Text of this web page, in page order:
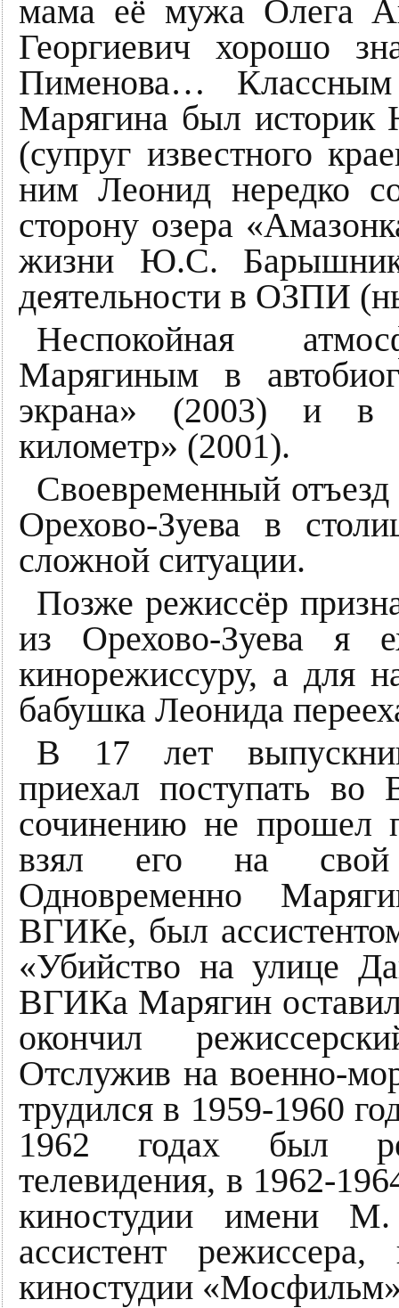
мама её мужа Олега
Георгиевич хорошо
Пименова…
Марягина был
(супруг известного
ним Леонид нередко
сторону озера
жизни Ю.С.
деятельности в ОЗПИ
Неспокойная
Марягиным в
экрана» (2003) и в
километр» (2001).
Своевременный
Орехово-Зуева в
сложной ситуации.
Позже режиссёр
из Орехово-Зуева я
кинорежиссуру, а для
бабушка Леонида
В 17 лет
приехал поступать
сочинению не прошел
взял его на свой
Одновременно
ВГИКе, был
«Убийство на улице
ВГИКа Марягин
окончил
Отслужив на военно-
трудился в 1959-1960
1962 годах был
телевидения, в 1962-
киностудии имени
ассистент
киностудии